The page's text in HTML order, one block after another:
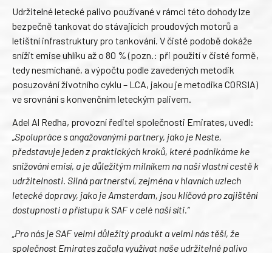
Udržitelné letecké palivo používané v rámci této dohody lze
bezpečně tankovat do stávajících proudových motorů a
letištní infrastruktury pro tankování. V čisté podobě dokáže
snížit emise uhlíku až o 80 % (pozn.: při použití v čisté formě,
tedy nesmíchané, a výpočtu podle zavedených metodik
posuzování životního cyklu – LCA, jakou je metodika CORSIA)
ve srovnání s konvenčním leteckým palivem.
Adel Al Redha, provozní ředitel společnosti Emirates, uvedl:
„Spolupráce s angažovanými partnery, jako je Neste,
představuje jeden z praktických kroků, které podnikáme ke
snižování emisí, a je důležitým milníkem na naší vlastní cestě k
udržitelnosti. Silná partnerství, zejména v hlavních uzlech
letecké dopravy, jako je Amsterdam, jsou klíčová pro zajištění
dostupnosti a přístupu k SAF v celé naší síti.“
„Pro nás je SAF velmi důležitý produkt a velmi nás těší, že
společnost Emirates začala využívat naše udržitelné palivo